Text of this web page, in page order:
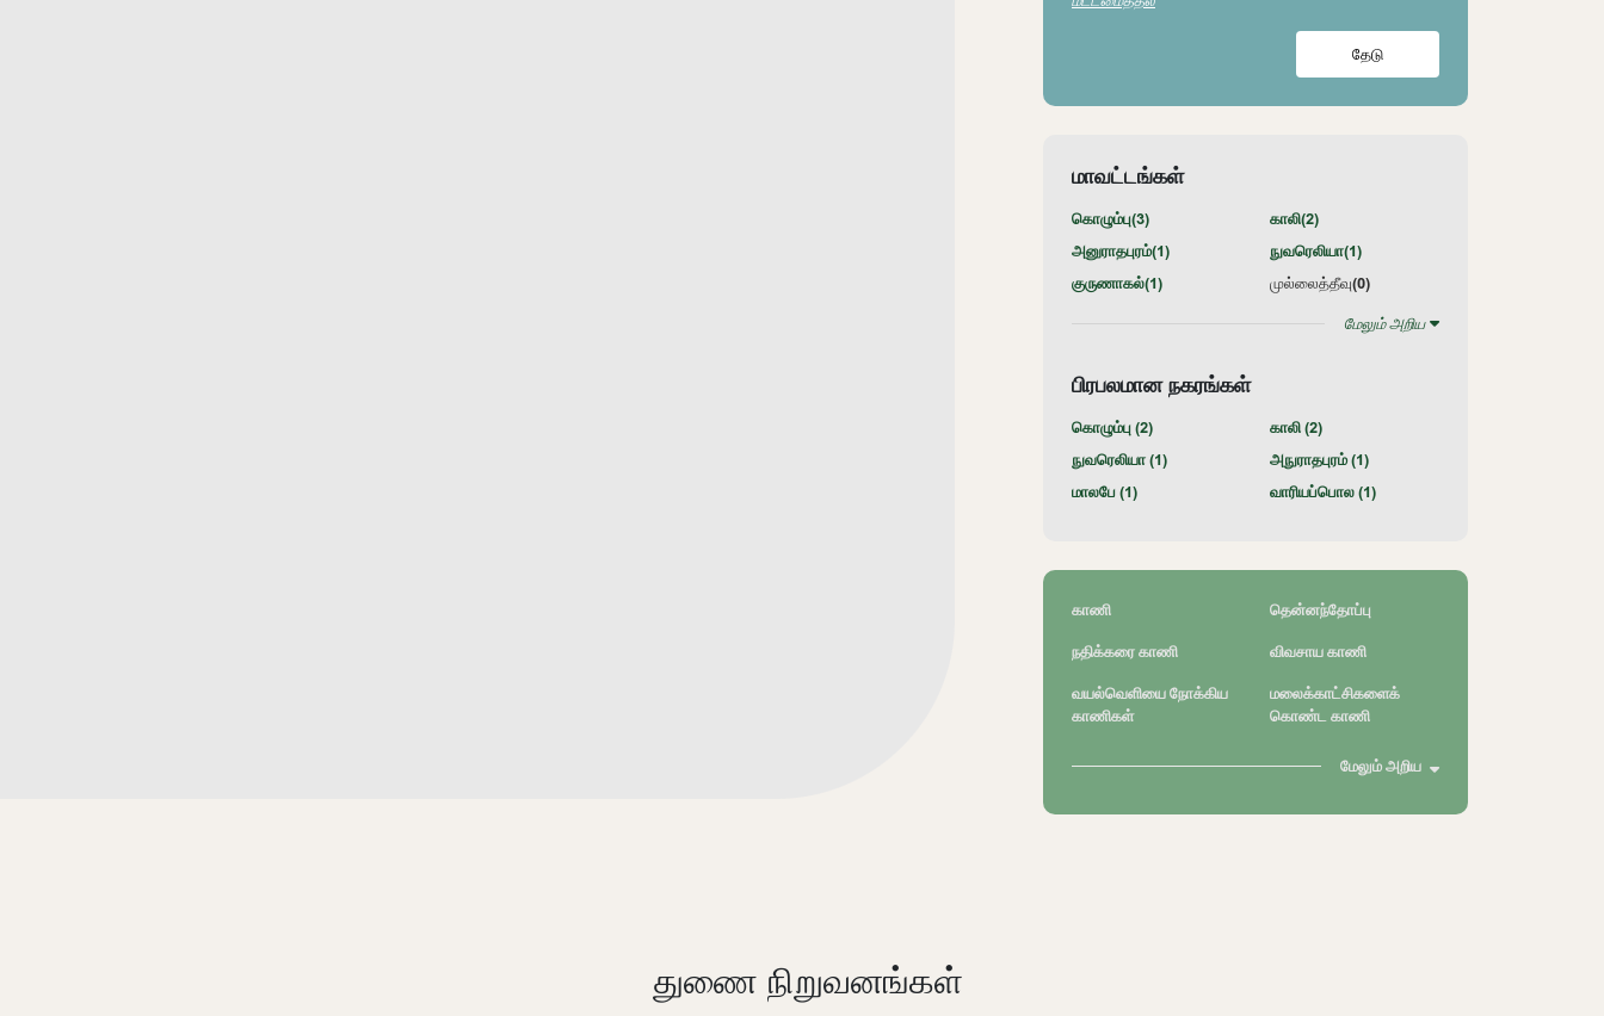
தேடு
மாவட்டங்கள்
கொழும்பு(3) காலி(2)
அனுராதபுரம்(1) நுவரெலியா(1)
குருணாகல்(1) முல்லைத்தீவு(0)
மேலும் அறிய
பிரபலமான நகரங்கள்
கொழும்பு (2) காலி (2)
நுவரெலியா (1) அநுராதபுரம் (1)
மாலபே (1) வாரியப்பொல (1)
காணி
தென்னந்தோப்பு
நதிக்கரை காணி
விவசாய காணி
வயல்வெளியை நோக்கிய
காணிகள்
மலைக்காட்சிகளைக்
கொண்ட காணி
மேலும் அறிய
துணை நிறுவனங்கள்